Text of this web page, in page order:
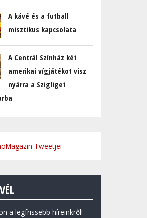
A kávé és a futball
misztikus kapcsolata
A Centrál Színház két
amerikai vígjátékot visz
nyárra a Szigliget
Tweetjei
a legfrissebb híreinkről!